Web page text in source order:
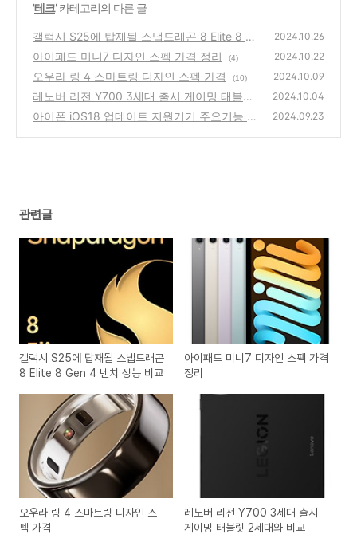
'테크' 카테고리의 다른 글
갤럭시 S25에 탑재될 스냅드래곤 8 Elite 8 Ge
n 4 벤치 성능 비교
(1)
2024.10.26
아이패드 미니7 디자인 스펙 가격 정리 (4) 2024.10.22
오우라 링 4 스마트링 디자인 스펙 가격 (10) 2024.10.09
레노버 리전 Y700 3세대 출시 게이밍 태블릿
2세대와 비교
(7)
2024.10.04
아이폰 iOS18 업데이트 지원기기 주요기능 정
2024.09.23
관련글
갤럭시 S25에 탑재될 스냅드래곤
8 Elite 8 Gen 4 벤치 성능 비교
아이패드 미니7 디자인 스펙 가격
정리
오우라 링 4 스마트링 디자인 스
펙 가격
레노버 리전 Y700 3세대 출시
게이밍 태블릿 2세대와 비교